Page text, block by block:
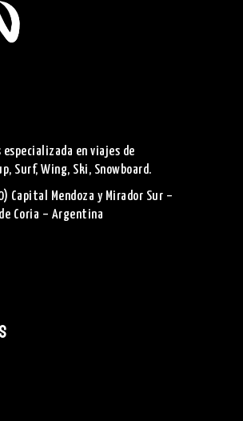
especializada en viajes de
Surf, Wing, Ski, Snowboard.
Capital Mendoza y Mirador Sur –
Coria – Argentina